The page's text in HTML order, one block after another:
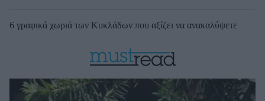
6 γραφικά χωριά των Κυκλάδων που αξίζει να ανακαλύψετε